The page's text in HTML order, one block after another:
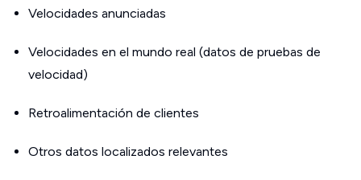
Velocidades anunciadas
Velocidades en el mundo real (datos de pruebas de
velocidad)
Retroalimentación de clientes
Otros datos localizados relevantes